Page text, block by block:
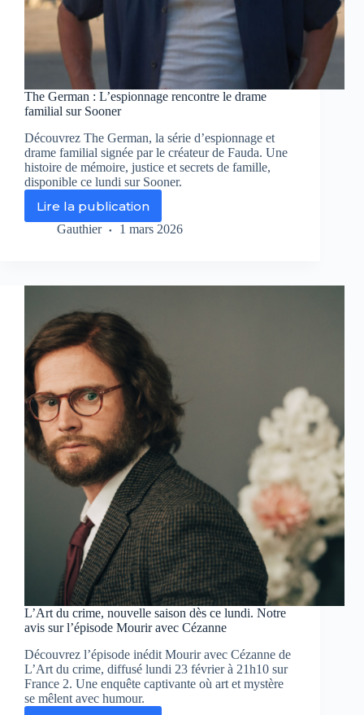
The German : L’espionnage rencontre le drame
familial sur Sooner
Découvrez The German, la série d’espionnage et
drame familial signée par le créateur de Fauda. Une
histoire de mémoire, justice et secrets de famille,
disponible ce lundi sur Sooner.
Lire la publication
The
German
le
familial
sur
Sooner
Gauthier 1 mars 2026
L’Art du crime, nouvelle saison dès ce lundi. Notre
avis sur l’épisode Mourir avec Cézanne
Découvrez l’épisode inédit Mourir avec Cézanne de
L’Art du crime, diffusé lundi 23 février à 21h10 sur
France 2. Une enquête captivante où art et mystère
se mêlent avec humour.